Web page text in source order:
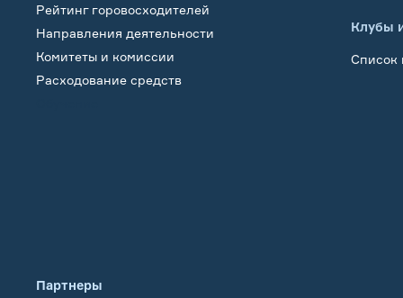
Рейтинг горовосходителей
Направления деятельности
Комитеты и комиссии
Расходование средств
Клубы
Список
Партнеры